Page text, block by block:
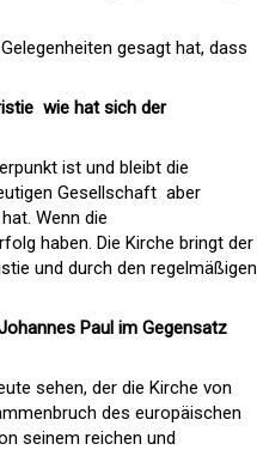
gesagt hat, dass
 wie hat sich der
ist und bleibt die
Gesellschaft  aber
Wenn die
haben. Die Kirche bringt der
und durch den regelmäßigen
Paul im Gegensatz
sehen, der die Kirche von
des europäischen
seinem reichen und